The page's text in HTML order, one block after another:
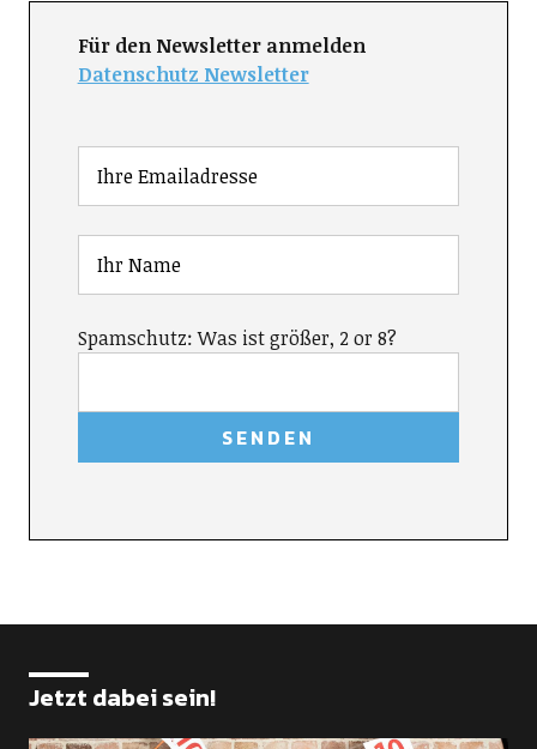
Für den Newsletter anmelden
Datenschutz Newsletter
Spamschutz: Was ist größer, 2 or 8?
Jetzt dabei sein!